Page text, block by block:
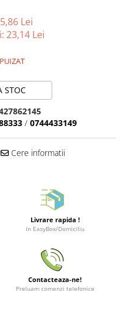
Lei
23,14 Lei
STOC
/ 0744433149
Cere informatii
Livrare rapida !
In EasyBox/Domiciliu
Contacteaza-ne!
Preluam comenzi telefonice